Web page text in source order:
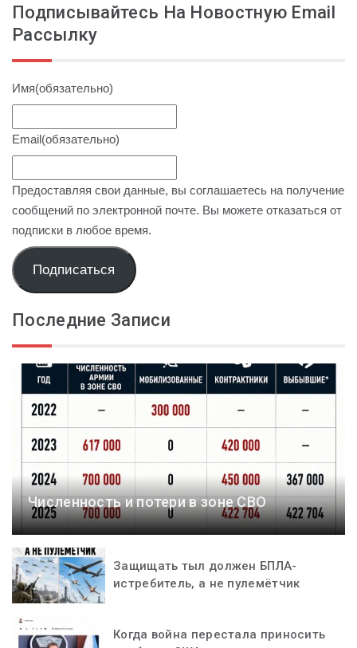
Подписывайтесь На Новостную Email
Рассылку
Имя(обязательно)
Email(обязательно)
Предоставляя свои данные, вы соглашаетесь на получение
сообщений по электронной почте. Вы можете отказаться от
подписки в любое время.
Подписаться
Последние Записи
Численность и потери в зоне СВО
Защищать тыл должен БПЛА-
истребитель, а не пулемётчик
Когда война перестала приносить